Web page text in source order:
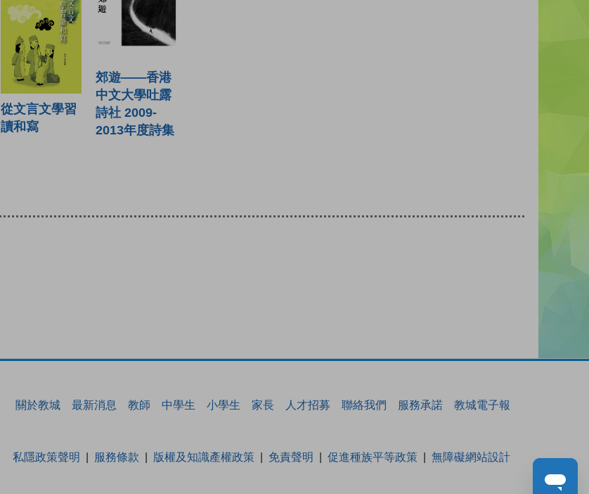
從文言文學習
讀和寫
郊遊——香港
中文大學吐露
詩社 2009-
2013年度詩集
關於教城 最新消息 教師 中學生 小學生 家長 人才招募 聯絡我們 服務承諾 教城電子報
私隱政策聲明 服務條款 版權及知識產權政策 免責聲明 促進種族平等政策 無障礙網站設計